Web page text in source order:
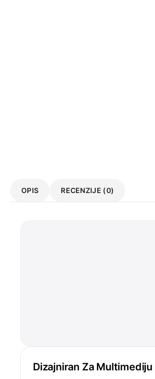
OPIS RECENZIJE (0)
Dizajniran Za Multimediju